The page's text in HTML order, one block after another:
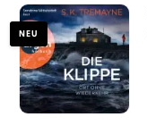
NEU